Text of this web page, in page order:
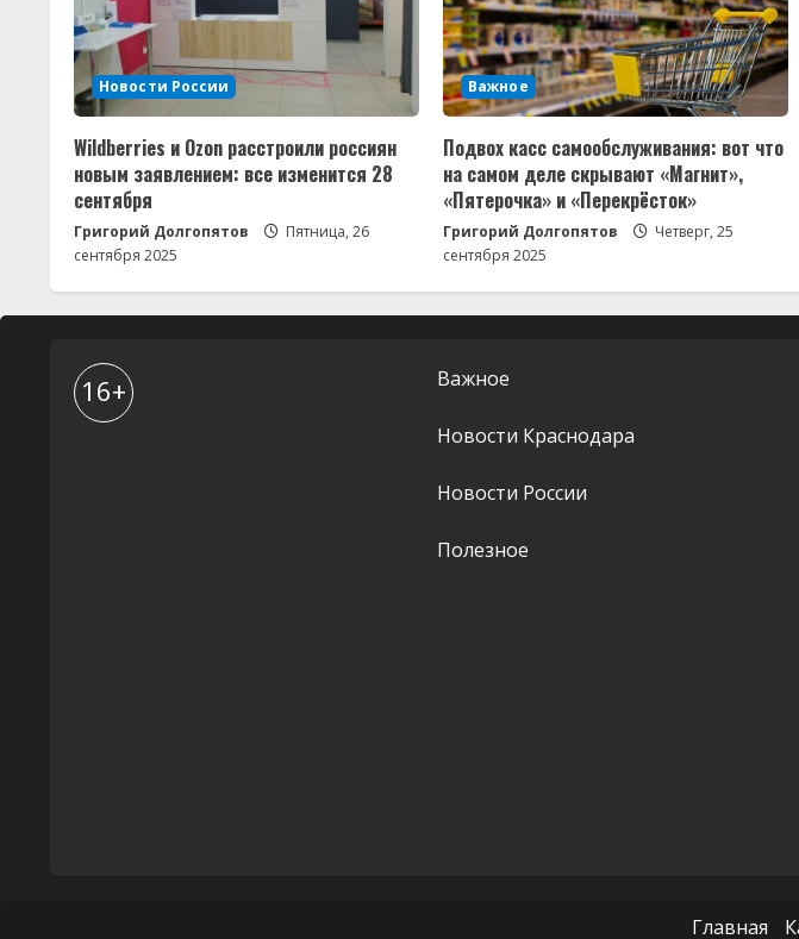
Новости России
Wildberries и Ozon расстроили россиян
новым заявлением: все изменится 28
сентября
Григорий Долгопятов
Пятница, 26
сентября 2025
Важное
Подвох касс самообслуживания: вот что
на самом деле скрывают «Магнит»,
«Пятерочка» и «Перекрёсток»
Григорий Долгопятов
Четверг, 25
сентября 2025
16+ Важное
Новости Краснодара
Новости России
Полезное
Главная